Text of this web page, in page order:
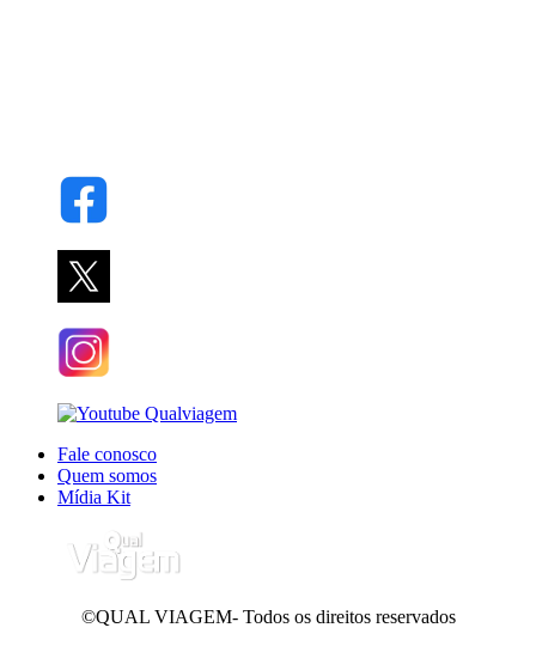
Fale conosco
Quem somos
Mídia Kit
©QUAL VIAGEM- Todos os direitos reservados